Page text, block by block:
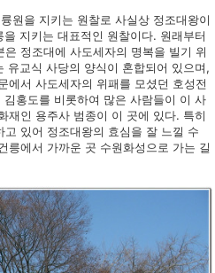
원을 지키는 원찰로 사실상 정조대왕이
지키는 대표적인 원찰이다. 원래부터
정조대에 사도세자의 명복을 빌기 위
유교식 사당의 양식이 혼합되어 있으며,
에서 사도세자의 위패를 모셨던 호성전
홍도를 비롯하여 많은 사람들이 이 사
재인 용주사 범종이 이 곳에 있다. 특히
있어 정조대왕의 효심을 잘 느낄 수
릉에서 가까운 곳 수원화성으로 가는 길